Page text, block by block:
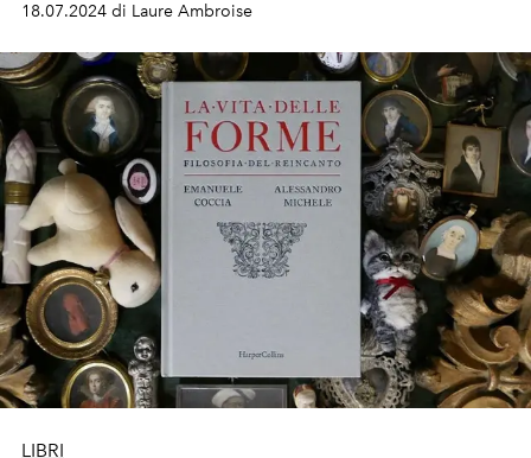
18.07.2024 di Laure Ambroise
LIBRI